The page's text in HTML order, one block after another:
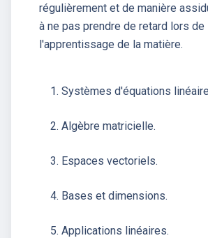
régulièrement et de manière
à ne pas prendre de retard lors de
l'apprentissage de la matière.
Systèmes d'équations
Algèbre matricielle.
Espaces vectoriels.
Bases et dimensions.
Applications linéaires.